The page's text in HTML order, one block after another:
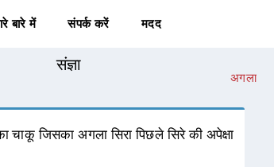
बारे में संपर्क करें मदद
संज्ञा
अगला
चाकू जिसका अगला सिरा पिछले सिरे की अपेक्षा